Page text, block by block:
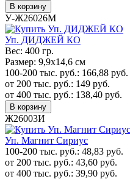
В корзину
У-Ж26026М
Уп. ДИДЖЕЙ КО
Вес: 400 гр.
Размер: 9,9х14,6 см
100-200 тыс. руб.: 166,88 руб.
от 200 тыс. руб.: 149 руб.
от 400 тыс. руб.: 138,40 руб.
В корзину
Ж26003И
Уп. Магнит Сириус
100-200 тыс. руб.: 48,83 руб.
от 200 тыс. руб.: 43,60 руб.
от 400 тыс. руб.: 39,90 руб.